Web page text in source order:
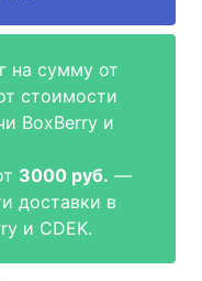
на сумму от
стоимости
BoxBerry и
3000 руб. —
доставки в
и CDEK.